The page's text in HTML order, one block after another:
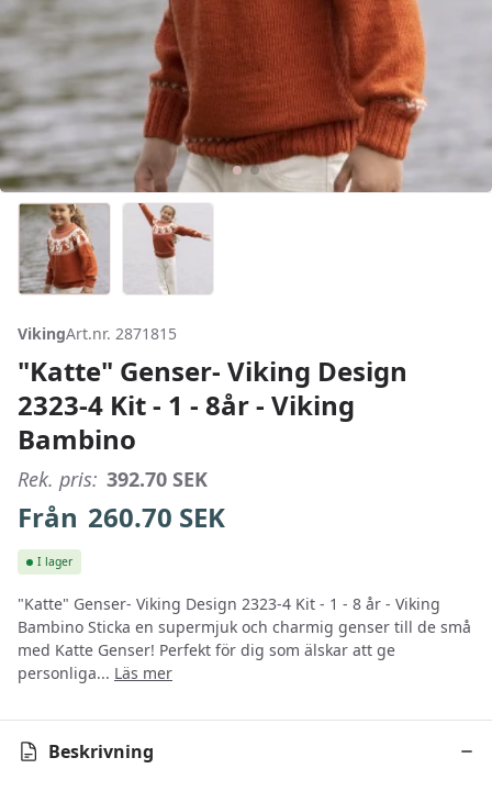
VikingArt.nr. 2871815
"Katte" Genser- Viking Design
2323-4 Kit - 1 - 8år - Viking
Bambino
Rek. pris: 392.70SEK
Från 260.70 SEK
I lager
"Katte" Genser- Viking Design 2323-4 Kit - 1 - 8 år - Viking
Bambino Sticka en supermjuk och charmig genser till de små
med Katte Genser! Perfekt för dig som älskar att ge
personliga... Läs mer
Beskrivning